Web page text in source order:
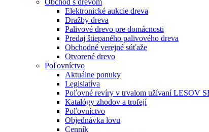
Elektronické aukcie dreva
Dražby dreva
Palivové drevo pre domácnosti
Predaj štiepaného palivového dreva
Obchodné verejné súťaže
Otvorené drevo
Poľovníctvo
Aktuálne ponuky
Legislatíva
Poľovné revíry v trvalom užívaní LESOV
Katalógy zhodov a trofejí
Poľovníctvo
Objednávka lovu
Cenník